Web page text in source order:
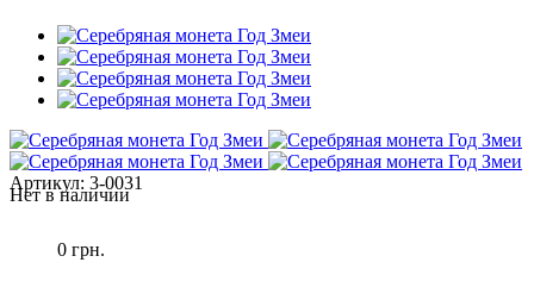
Артикул: 3-0031
Нет в наличии
0 грн.